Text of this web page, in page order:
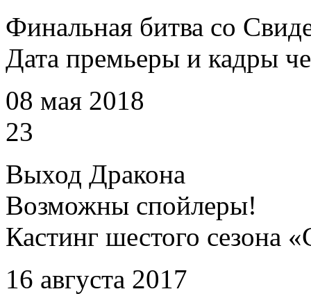
Финальная битва со
Дата премьеры и кадры
08 мая 2018
23
Выход Дракона
Возможны спойлеры!
Кастинг шестого сезона
16 августа 2017